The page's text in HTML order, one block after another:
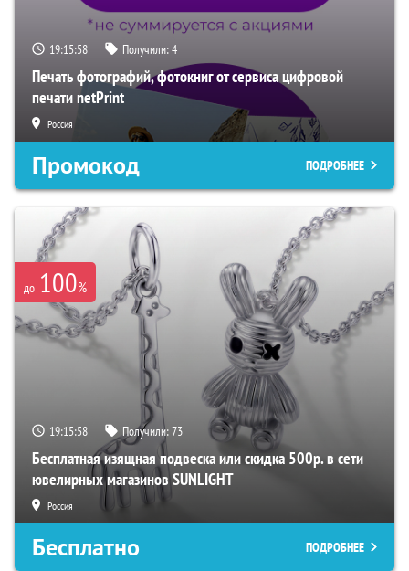
19:15:57 Получили:4
Печать фотографий, фотокниг от сервиса цифровой
печати netPrint
Россия
Промокод ПОДРОБНЕЕ
до 100%
19:15:57 Получили:73
Бесплатная изящная подвеска или скидка 500р. в сети
ювелирных магазинов SUNLIGHT
Россия
Бесплатно ПОДРОБНЕЕ